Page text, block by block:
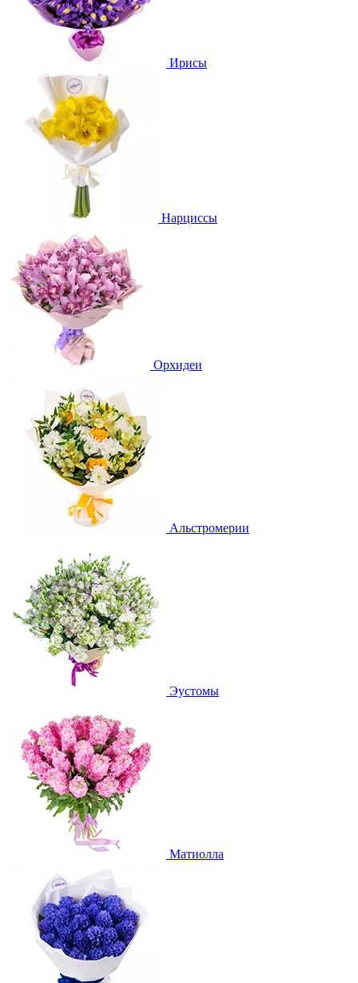
Ирисы
Нарциссы
Орхидеи
Альстромерии
Эустомы
Матиолла